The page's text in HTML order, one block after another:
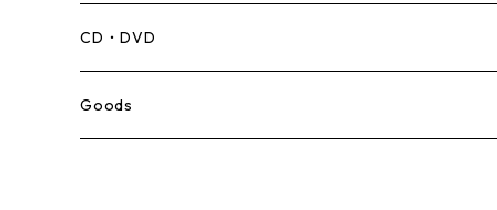
Mento,Calypso,Ballad
Ska
CD・DVD
Goods